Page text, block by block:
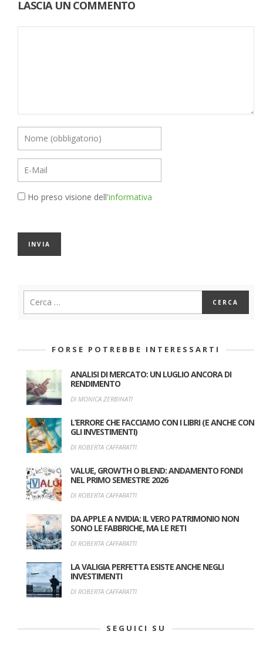
LASCIA UN COMMENTO
Ho preso visione dell'informativa
FORSE POTREBBE INTERESSARTI
ANALISI DI MERCATO: UN LUGLIO ANCORA DI
RENDIMENTO
DI MONICA ZERBINATI
L’ERRORE CHE FACCIAMO CON I LIBRI (E ANCHE CON
GLI INVESTIMENTI)
DI ROBERTA CAFFARATTI
VALUE, GROWTH O BLEND: ANDAMENTO FONDI
NEL PRIMO SEMESTRE 2026
DI ROBERTA CAFFARATTI
DA APPLE A NVIDIA: IL VERO PATRIMONIO NON
SONO LE FABBRICHE, MA LE RETI
DI ROBERTA CAFFARATTI
LA VALIGIA PERFETTA ESISTE ANCHE NEGLI
INVESTIMENTI
DI ROBERTA CAFFARATTI
SEGUICI SU